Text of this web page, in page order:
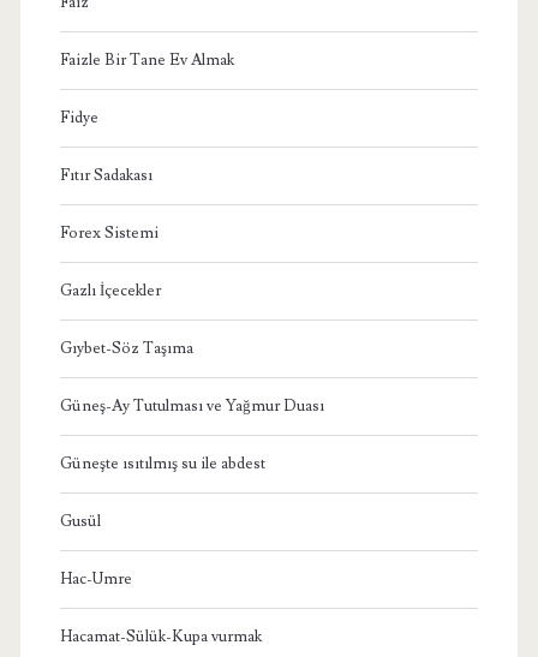
Faizle Bir Tane Ev Almak
Fidye
Fıtır Sadakası
Forex Sistemi
Gazlı İçecekler
Gıybet-Söz Taşıma
Güneş-Ay Tutulması ve Yağmur Duası
Güneşte ısıtılmış su ile abdest
Gusül
Hac-Umre
Hacamat-Sülük-Kupa vurmak